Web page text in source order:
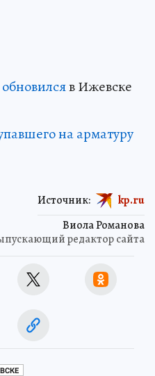
обновилсяв Ижевске
на арматуру
Виола Романова
редактор сайта
Источник: kp.ru